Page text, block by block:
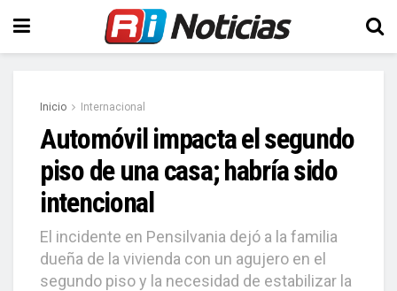
Inicio Internacional
Automóvil impacta el segundo
piso de una casa; habría sido
intencional
El incidente en Pensilvania dejó a la familia
dueña de la vivienda con un agujero en el
segundo piso y la necesidad de estabilizar la